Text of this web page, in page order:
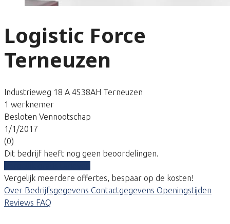
Logistic Force
Terneuzen
Industrieweg 18 A 4538AH Terneuzen
1 werknemer
Besloten Vennootschap
1/1/2017
(0)
Dit bedrijf heeft nog geen beoordelingen.
Vergelijk meerdere offertes, bespaar op de kosten!
Over Bedrijfsgegevens Contactgegevens Openingstijden
Reviews FAQ